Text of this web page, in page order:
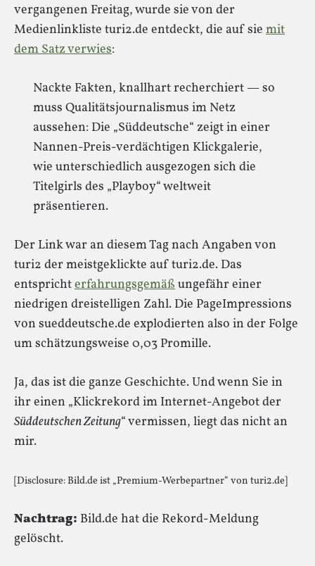
vergangenen Freitag, wurde sie von der
Medienlinkliste turi2.de entdeckt, die auf sie mit
dem Satz verwies:
Nackte Fakten, knallhart recherchiert — so
muss Qualitätsjournalismus im Netz
aussehen: Die „Süddeutsche“ zeigt in einer
Nannen-Preis-verdächtigen Klickgalerie,
wie unterschiedlich ausgezogen sich die
Titelgirls des „Playboy“ weltweit
präsentieren.
Der Link war an diesem Tag nach Angaben von
turi2 der meistgeklickte auf turi2.de. Das
entsprichterfahrungsgemäßungefähr einer
niedrigen dreistelligen Zahl. Die PageImpressions
von sueddeutsche.de explodierten also in der Folge
um schätzungsweise 0,03 Promille.
Ja, das ist die ganze Geschichte. Und wenn Sie in
ihr einen „Klickrekord im Internet-Angebot der
Süddeutschen Zeitung“ vermissen, liegt das nicht an
mir.
[Disclosure: Bild.de ist „Premium-Werbepartner“ von turi2.de]
Nachtrag: Bild.de hat die Rekord-Meldung
gelöscht.